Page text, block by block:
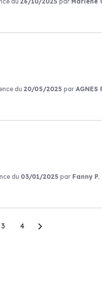
du 20/05/2025 par AGNES
du 03/01/2025 par Fanny P.
3 4